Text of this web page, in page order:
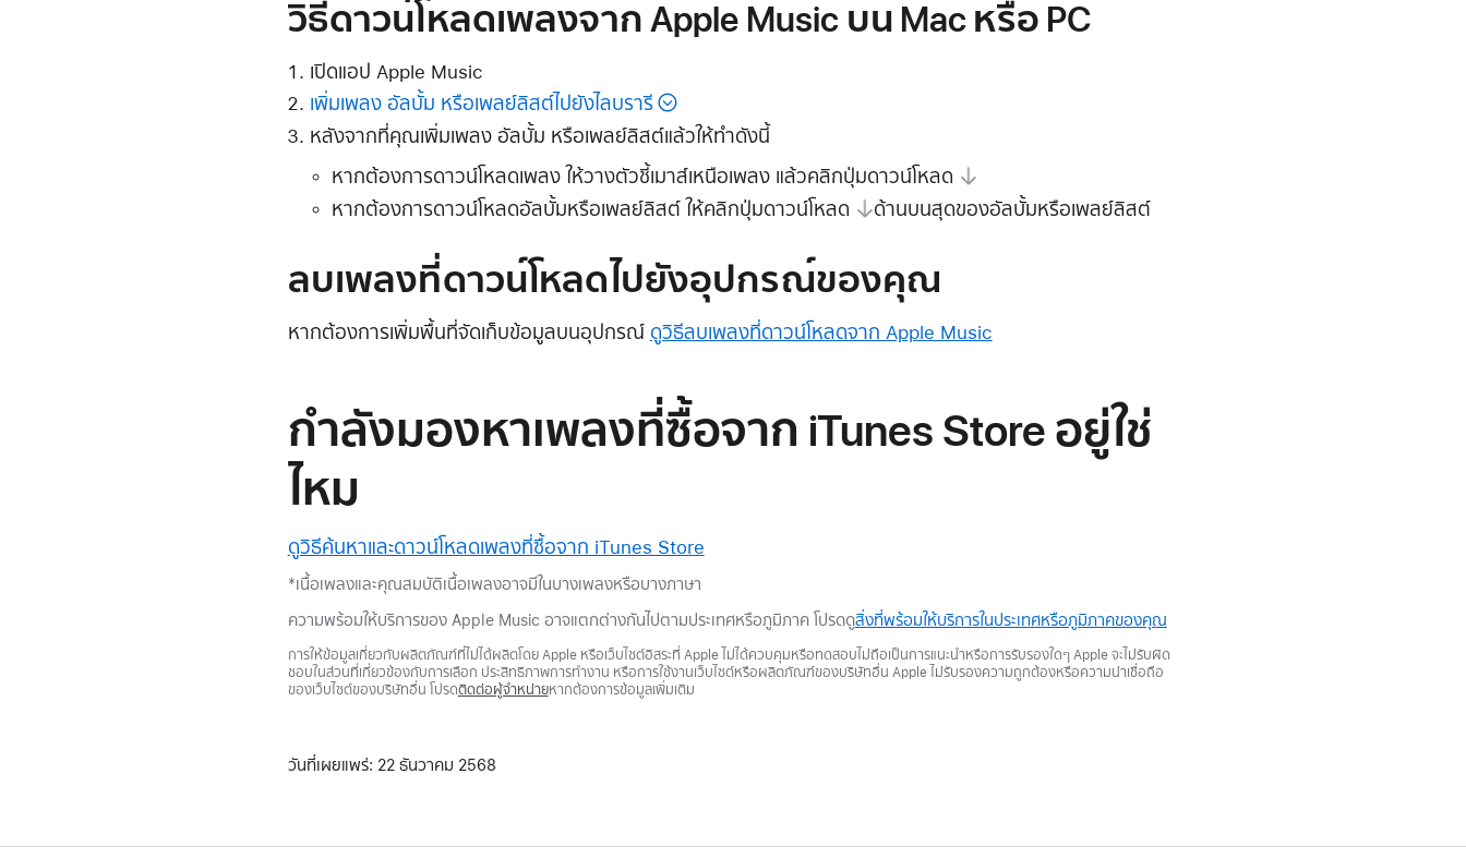
วิธีดาวน์โหลดเพลงจาก Apple Music บน Mac หรือ PC
เปิดแอป Apple Music
เพิ่มเพลง อัลบั้ม หรือเพลย์ลิสต์ไปยังไลบรารี
หลังจากที่คุณเพิ่มเพลง อัลบั้ม หรือเพลย์ลิสต์แล้วให้ทำดังนี้
หากต้องการดาวน์โหลดเพลง ให้วางตัวชี้เมาส์เหนือเพลง แล้วคลิกปุ่มดาวน์โหลด
หากต้องการดาวน์โหลดอัลบั้มหรือเพลย์ลิสต์ ให้คลิกปุ่มดาวน์โหลด ด้านบนสุดของอัลบั้มหรือเพลย์ลิสต์
ลบเพลงที่ดาวน์โหลดไปยังอุปกรณ์ของคุณ
หากต้องการเพิ่มพื้นที่จัดเก็บข้อมูลบนอุปกรณ์ ดูวิธีลบเพลงที่ดาวน์โหลดจาก Apple Music
กำลังมองหาเพลงที่ซื้อจาก iTunes Store อยู่ใช่
ไหม
ดูวิธีค้นหาและดาวน์โหลดเพลงที่ซื้อจาก iTunes Store
*เนื้อเพลงและคุณสมบัติเนื้อเพลงอาจมีในบางเพลงหรือบางภาษา
ความพร้อมให้บริการของ Apple Music อาจแตกต่างกันไปตามประเทศหรือภูมิภาค โปรดดูสิ่งที่พร้อมให้บริการในประเทศหรือภูมิภาคของคุณ
การให้ข้อมูลเกี่ยวกับผลิตภัณฑ์ที่ไม่ได้ผลิตโดย Apple หรือเว็บไซต์อิสระที่ Apple ไม่ได้ควบคุมหรือทดสอบไม่ถือเป็นการแนะนำหรือการรับรองใดๆ Apple จะไม่รับผิด
ชอบในส่วนที่เกี่ยวข้องกับการเลือก ประสิทธิภาพการทำงาน หรือการใช้งานเว็บไซต์หรือผลิตภัณฑ์ของบริษัทอื่น Apple ไม่รับรองความถูกต้องหรือความน่าเชื่อถือ
ของเว็บไซต์ของบริษัทอื่น โปรดติดต่อผู้จำหน่ายหากต้องการข้อมูลเพิ่มเติม
วันที่เผยแพร่: 22 ธันวาคม 2568